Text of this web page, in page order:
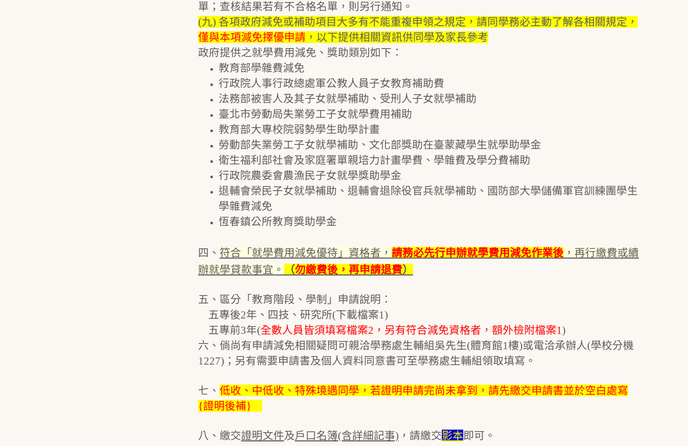
單；查核結果若有不合格名單，則另行通知。
(九) 各項政府減免或補助項目大多有不能重複申領之規定，請同學務必主動了解各相關規定，
僅與本項減免擇優申請 ，以下提供相關資訊供同學及家長參考
政府提供之就學費用減免、獎助類別如下：
教育部學雜費減免
行政院人事行政總處軍公教人員子女教育補助費
法務部被害人及其子女就學補助、受刑人子女就學補助
臺北市勞動局失業勞工子女就學費用補助
教育部大專校院弱勢學生助學計畫
勞動部失業勞工子女就學補助、文化部獎助在臺蒙藏學生就學助學金
衛生福利部社會及家庭署單親培力計畫學費、學雜費及學分費補助
行政院農委會農漁民子女就學獎助學金
退輔會榮民子女就學補助、退輔會退除役官兵就學補助、國防部大學儲備軍官訓練團學生
學雜費減免
恆春鎮公所教育獎助學金
四、 符合「就學費用減免優待」資格者， 請務必先行申辦就學費用減免作業後 ，再行繳費或續
辦就學貸款事宜。
（勿繳費後，再申請退費）
五、區分「教育階段、學制」申請說明：
五專後2年、四技、研究所(下載檔案1)
五專前3年(全數人員皆須填寫檔案2，另有符合減免資格者，額外檢附檔案1)
六、倘尚有申請減免相關疑問可親洽學務處生輔組吳先生(體育館1樓)或電洽承辦人(學校分機
1227)；另有需要申請書及個人資料同意書可至學務處生輔組領取填寫。
七、 低收、中低收、特殊境遇同學，若證明申請完尚未拿到，請先繳交申請書並於空白處寫
{證明後補}
八、繳交證明文件及戶口名簿(含詳細記事) ，請繳交影本即可。